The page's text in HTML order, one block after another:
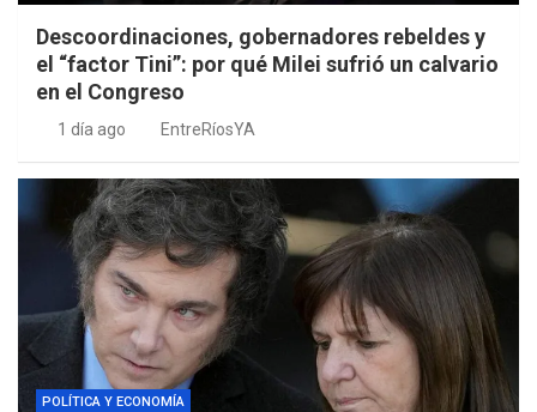
Descoordinaciones, gobernadores rebeldes y
el “factor Tini”: por qué Milei sufrió un calvario
en el Congreso
1 día ago EntreRíosYA
POLÍTICA Y ECONOMÍA